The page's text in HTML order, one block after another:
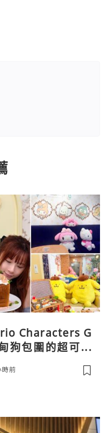
Characters G
狗包圍的超可愛
時前